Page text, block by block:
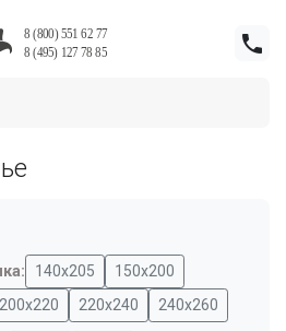

140х205
150х200
200х220 220х240 240х260